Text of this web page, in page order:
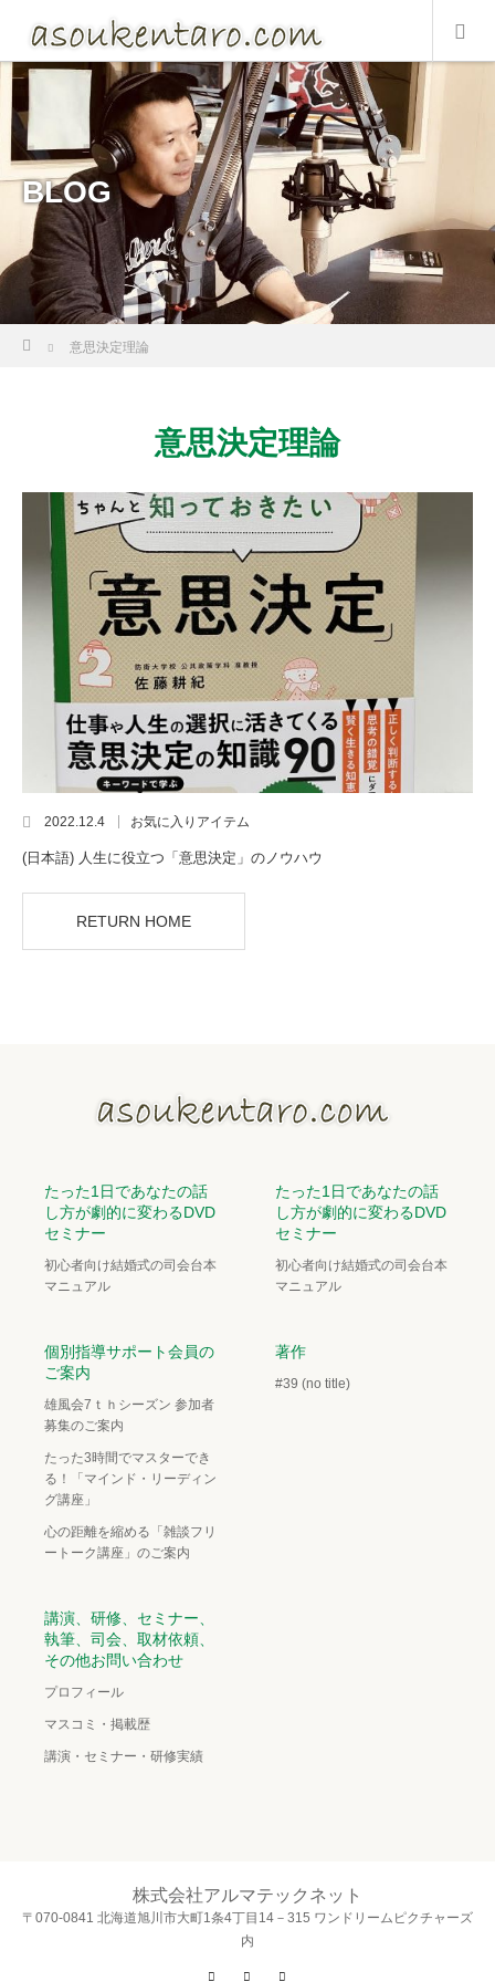
BLOG
意思決定理論
意思決定理論
2022.12.4 お気に入りアイテム
(日本語) 人生に役立つ「意思決定」のノウハウ
RETURN HOME
たった1日であなたの話
し方が劇的に変わるDVD
セミナー
初心者向け結婚式の司会台本
マニュアル
たった1日であなたの話
し方が劇的に変わるDVD
セミナー
初心者向け結婚式の司会台本
マニュアル
個別指導サポート会員の
ご案内
雄風会7ｔｈシーズン 参加者
募集のご案内
たった3時間でマスターでき
る！「マインド・リーディン
グ講座」
心の距離を縮める「雑談フリ
ートーク講座」のご案内
著作
#39 (no title)
講演、研修、セミナー、
執筆、司会、取材依頼、
その他お問い合わせ
プロフィール
マスコミ・掲載歴
講演・セミナー・研修実績
株式会社アルマテックネット
〒070-0841 北海道旭川市大町1条4丁目14－315 ワンドリームピクチャーズ
内
Twitter
Facebook